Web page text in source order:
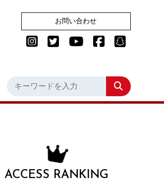
お問い合わせ
ACCESS RANKING